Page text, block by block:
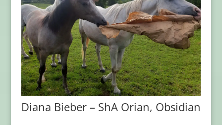
Diana Bieber – ShA Orian, Obsidian